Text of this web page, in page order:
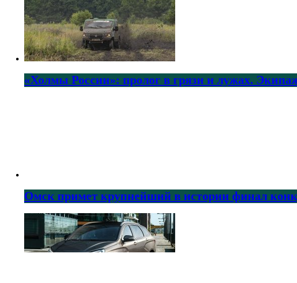
«Холмы России»: пролог в грязи и лужах.
Омск примет крупнейший в истории финал